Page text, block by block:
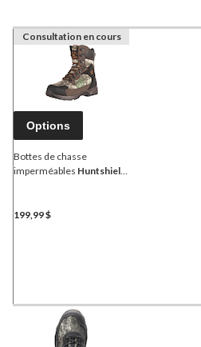
Consultation en cours
Options
Bottes de chasse
imperméables Huntshield
cuir/toile, camouflage
199,99 $